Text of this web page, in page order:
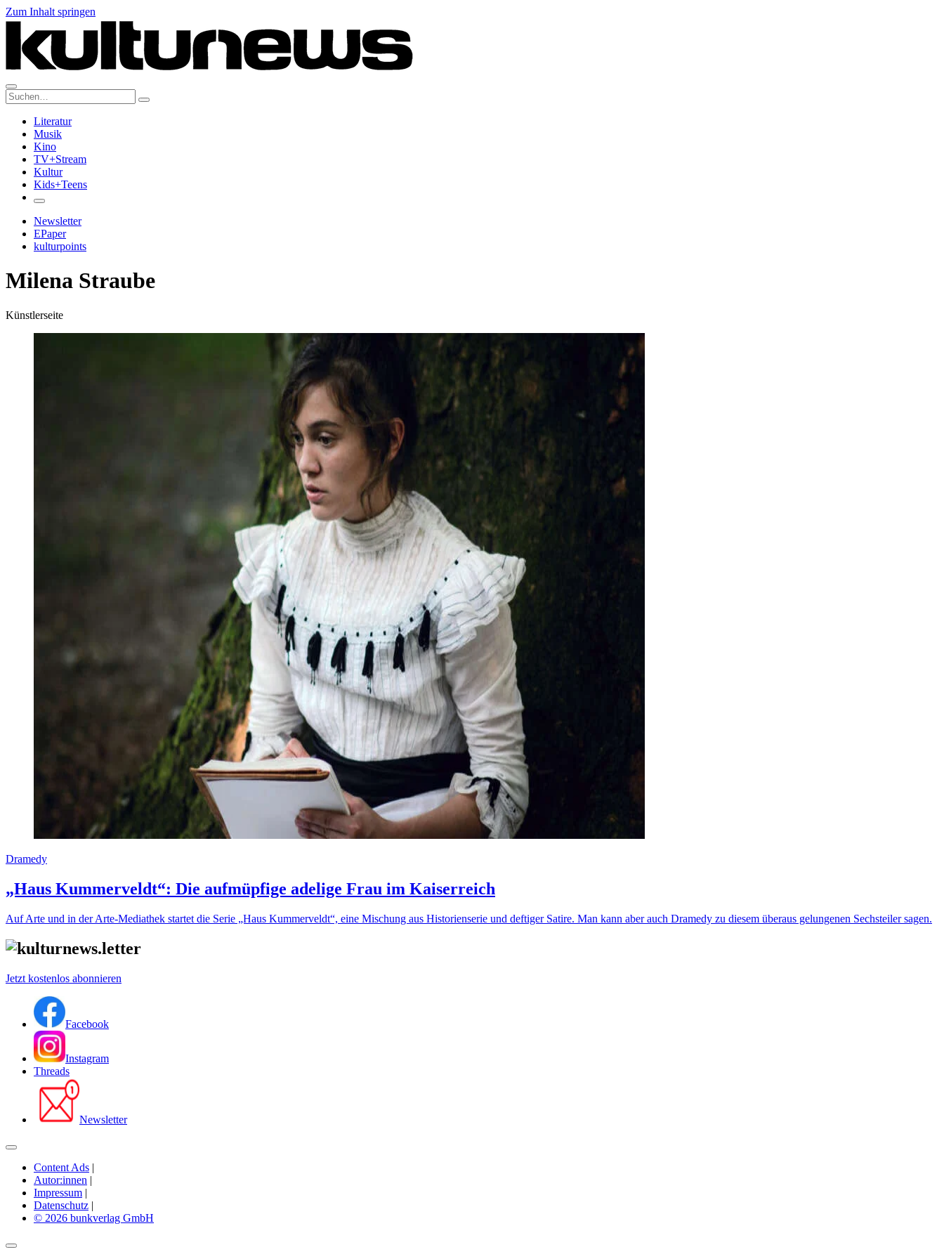
Zum Inhalt springen
Suche:
Literatur
Musik
Kino
TV+Stream
Kultur
Kids+Teens
Newsletter
EPaper
kulturpoints
Milena Straube
Künstlerseite
Dramedy
„Haus Kummerveldt“: Die aufmüpfige adelige Frau im Kaiserreich
Auf Arte und in der Arte-Mediathek startet die Serie „Haus Kummerveldt“, eine Mischung aus Historienserie und deftiger Satire. Man kann aber auch Dramedy zu diesem überaus gelungenen Sechsteiler sagen.
Jetzt kostenlos abonnieren
Facebook
Instagram
Threads
Newsletter
Content Ads |
Autor:innen |
Impressum |
Datenschutz |
© 2026 bunkverlag GmbH